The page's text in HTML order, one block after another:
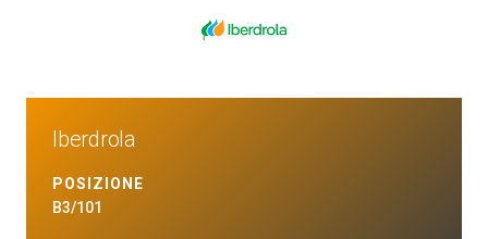
Iberdrola
POSIZIONE
B3/101